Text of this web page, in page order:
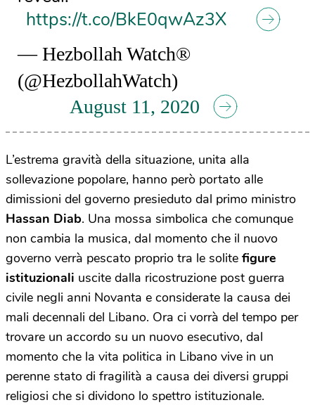
https://t.co/BkE0qwAz3X
— Hezbollah Watch®
(@HezbollahWatch)
August 11, 2020
L’estrema gravità della situazione, unita alla
sollevazione popolare, hanno però portato alle
dimissioni del governo presieduto dal primo ministro
Hassan Diab. Una mossa simbolica che comunque
non cambia la musica, dal momento che il nuovo
governo verrà pescato proprio tra le solite figure
istituzionali uscite dalla ricostruzione post guerra
civile negli anni Novanta e considerate la causa dei
mali decennali del Libano. Ora ci vorrà del tempo per
trovare un accordo su un nuovo esecutivo, dal
momento che la vita politica in Libano vive in un
perenne stato di fragilità a causa dei diversi gruppi
religiosi che si dividono lo spettro istituzionale.